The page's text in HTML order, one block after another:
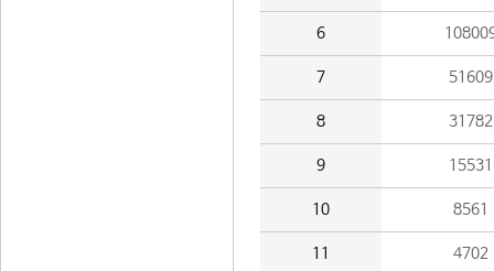
6
7 51609
8 31782
9 15531
10 8561
11 4702